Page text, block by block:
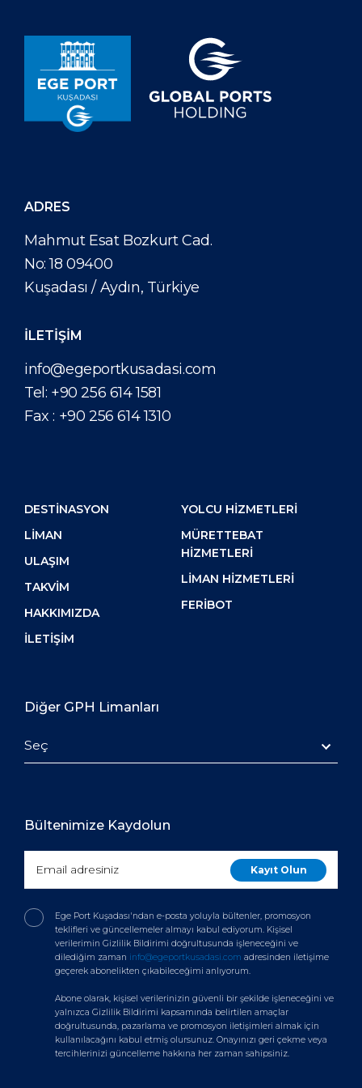
gemilerine ve feribotlara dalış ve yakıt ikmal hizmetlerini
içeriyordu. Kuşadası’nın turistler için cazibesinin büyük
bir kısmı, Efes antik kentine yakınlığıdır. 2011 yılında
tamamlanan geliştirme çalışmaları sayesinde Oasis sınıfı
en büyük gemileri bile […]
ADRES
Mahmut Esat Bozkurt Cad.
No: 18 09400
Kuşadası / Aydın, Türkiye
İLETİŞİM
info@egeportkusadasi.com
Tel: +90 256 614 1581
Fax : +90 256 614 1310
DESTİNASYON
LIMAN
ULAŞIM
TAKVIM
HAKKIMIZDA
İLETIŞIM
YOLCU HIZMETLERI
MÜRETTEBAT
HIZMETLERI
LIMAN HIZMETLERI
FERIBOT
Diğer GPH Limanları
Seç
Bültenimize Kaydolun
Ege Port Kuşadası'ndan e-posta yoluyla bültenler, promosyon
teklifleri ve güncellemeler almayı kabul ediyorum. Kişisel
verilerimin Gizlilik Bildirimi doğrultusunda işleneceğini ve
dilediğim zaman info@egeportkusadasi.com adresinden iletişime
geçerek abonelikten çıkabileceğimi anlıyorum.
Abone olarak, kişisel verilerinizin güvenli bir şekilde işleneceğini ve
yalnızca Gizlilik Bildirimi kapsamında belirtilen amaçlar
doğrultusunda, pazarlama ve promosyon iletişimleri almak için
kullanılacağını kabul etmiş olursunuz. Onayınızı geri çekme veya
tercihlerinizi güncelleme hakkına her zaman sahipsiniz.